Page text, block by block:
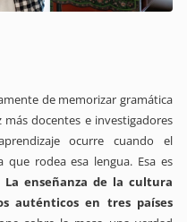
de memorizar gramática
docentes e investigadores
ocurre cuando el
rodea esa lengua. Esa es
La enseñanza de la cultura
auténticos en tres países